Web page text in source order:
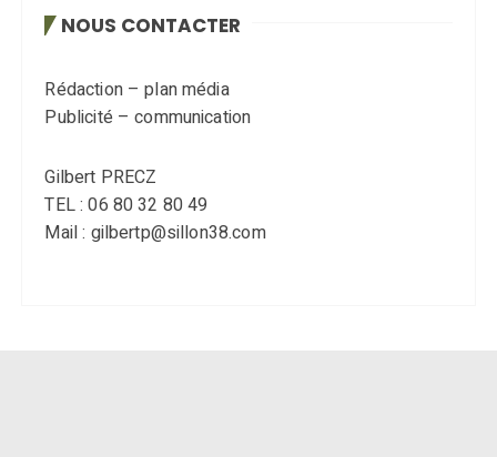
NOUS CONTACTER
Rédaction – plan média
Publicité – communication
Gilbert PRECZ
TEL : 06 80 32 80 49
Mail : gilbertp@sillon38.com